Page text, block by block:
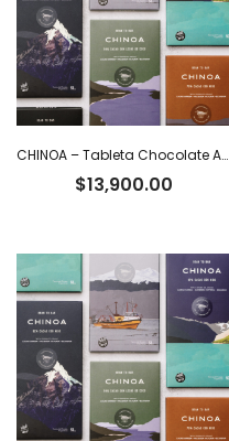
CHINOA – Tableta Chocolate Amargo 100% Cacao x 50 g
$13,900.00